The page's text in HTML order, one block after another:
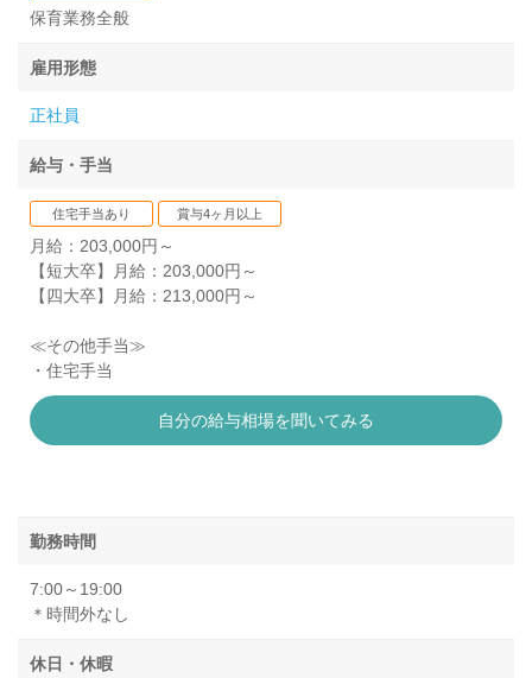
保育業務全般
雇用形態
正社員
給与・手当
住宅手当あり 賞与4ヶ月以上
月給：203,000円～
【短大卒】月給：203,000円～
【四大卒】月給：213,000円～
≪その他手当≫
・住宅手当
自分の給与相場を聞いてみる
勤務時間
7:00～19:00
＊時間外なし
休日・休暇